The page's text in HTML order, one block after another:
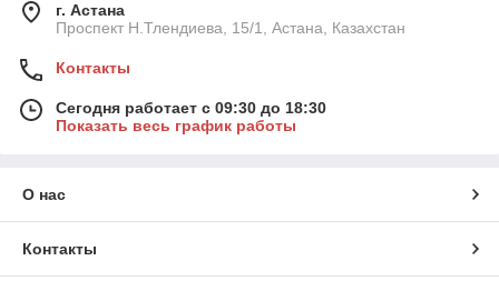
г. Астана
Проспект Н.Тлендиева, 15/1, Астана, Казахстан
Контакты
Сегодня работает с 09:30 до 18:30
Показать весь график работы
О нас
Контакты